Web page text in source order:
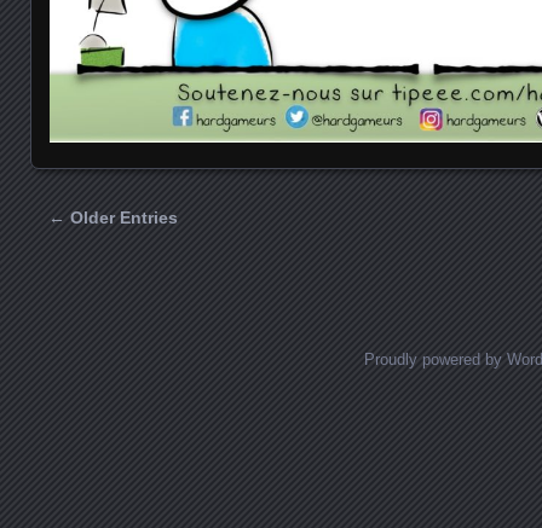
← Older Entries
Proudly powered by